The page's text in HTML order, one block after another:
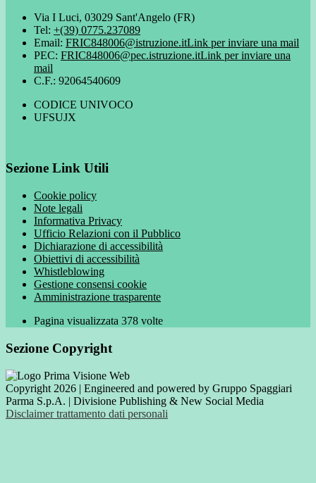
Via I Luci, 03029 Sant'Angelo (FR)
Tel: +(39) 0775.237089
Email: FRIC848006@istruzione.itLink per inviare una mail
PEC: FRIC848006@pec.istruzione.itLink per inviare una
mail
C.F.: 92064540609
CODICE UNIVOCO
UFSUJX
Sezione Link Utili
Cookie policy
Note legali
Informativa Privacy
Ufficio Relazioni con il Pubblico
Dichiarazione di accessibilità
Obiettivi di accessibilità
Whistleblowing
Gestione consensi cookie
Amministrazione trasparente
Pagina visualizzata 378 volte
Sezione Copyright
Copyright 2026 | Engineered and powered by Gruppo Spaggiari
Parma S.p.A. | Divisione Publishing & New Social Media
Disclaimer trattamento dati personali